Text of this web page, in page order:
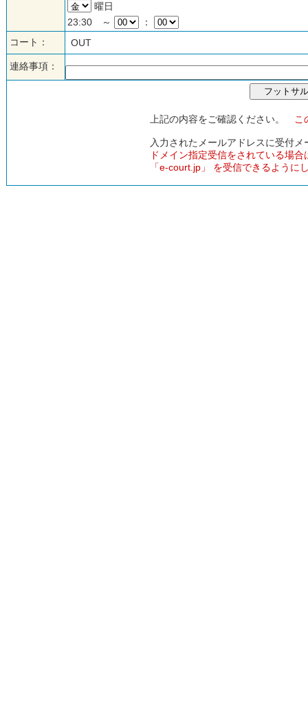
曜日
23:30 ～
：
コート：
OUT
連絡事項：
上記の内容をご確認ください。 こ
入力されたメールアドレスに受付
ドメイン指定受信をされている場合
「e-court.jp」 を受信できるように